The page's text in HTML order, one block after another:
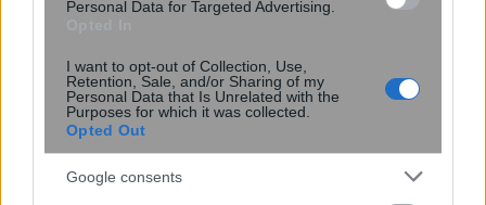
Personal Data for Targeted Advertising.
I want to opt-out of Collection, Use,
Retention, Sale, and/or Sharing of my
Personal Data that Is Unrelated with the
Purposes for which it was collected.
Opted Out
Google consents
τα λεπτά μαλλιά να δείχνουν πιο
πλούσια – Το προτιμούν celebrities